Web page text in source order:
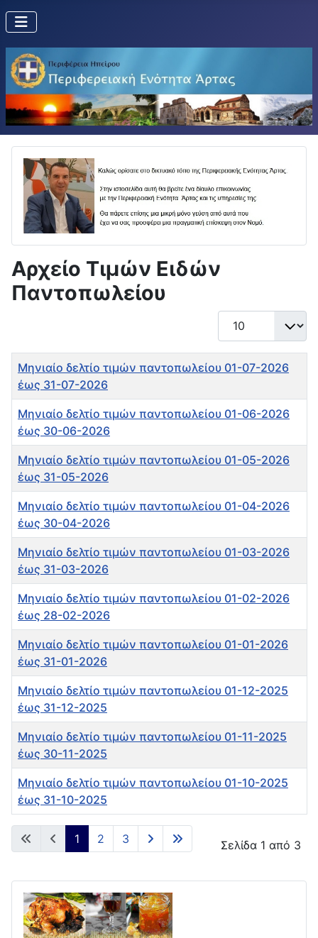
Αρχείο Τιμών Ειδών
Παντοπωλείου
Εμφάνιση #
Άρθρα
Τίτλος
Μηνιαίο δελτίο τιμών παντοπωλείου 01-07-2026
έως 31-07-2026
Μηνιαίο δελτίο τιμών παντοπωλείου 01-06-2026
έως 30-06-2026
Μηνιαίο δελτίο τιμών παντοπωλείου 01-05-2026
έως 31-05-2026
Μηνιαίο δελτίο τιμών παντοπωλείου 01-04-2026
έως 30-04-2026
Μηνιαίο δελτίο τιμών παντοπωλείου 01-03-2026
έως 31-03-2026
Μηνιαίο δελτίο τιμών παντοπωλείου 01-02-2026
έως 28-02-2026
Μηνιαίο δελτίο τιμών παντοπωλείου 01-01-2026
έως 31-01-2026
Μηνιαίο δελτίο τιμών παντοπωλείου 01-12-2025
έως 31-12-2025
Μηνιαίο δελτίο τιμών παντοπωλείου 01-11-2025
έως 30-11-2025
Μηνιαίο δελτίο τιμών παντοπωλείου 01-10-2025
έως 31-10-2025
Σελίδα 1 από 3
1 2 3